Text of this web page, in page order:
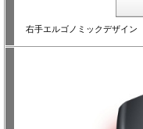
右手エルゴノミックデザイ